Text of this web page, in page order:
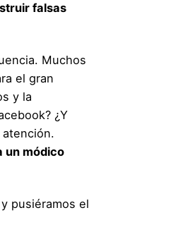
falsas
Muchos
el gran
y la
¿Y
un módico
pusiéramos el